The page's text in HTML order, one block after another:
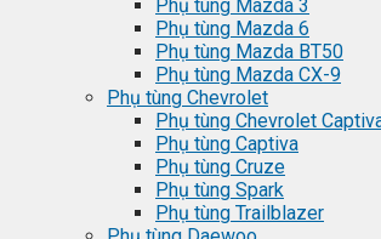
Phụ tùng Mazda 3
Phụ tùng Mazda 6
Phụ tùng Mazda BT50
Phụ tùng Mazda CX-9
Phụ tùng Chevrolet
Phụ tùng Chevrolet
Phụ tùng Captiva
Phụ tùng Cruze
Phụ tùng Spark
Phụ tùng Trailblazer